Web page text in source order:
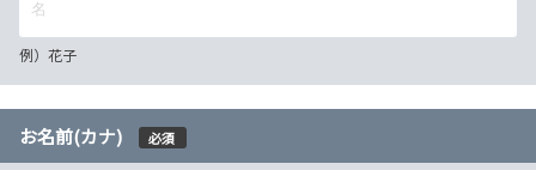
例）花子
お名前(カナ) 必須